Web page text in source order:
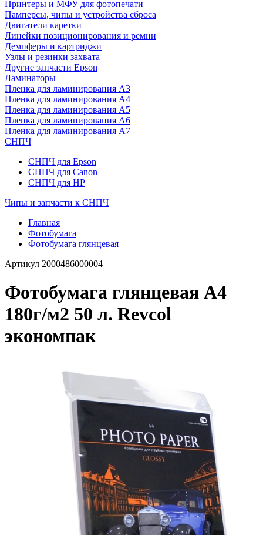
Принтеры и МФУ для фотопечати
Памперсы, чипы и устройства сброса
Двигатели каретки
Линейки позиционирования и ремни
Демпферы и картриджи
Узлы и резинки захвата
Другие запчасти Epson
Ламинаторы
Пленка для ламинирования А3
Пленка для ламинирования А4
Пленка для ламинирования А5
Пленка для ламинирования А6
Пленка для ламинирования А7
СНПЧ
СНПЧ для Epson
СНПЧ для Canon
СНПЧ для HP
Чипы и запчасти к СНПЧ
Главная
Фотобумага
Фотобумага глянцевая
Артикул 2000486000004
Фотобумага глянцевая A4
180г/м2 50 л. Revcol
экономпак